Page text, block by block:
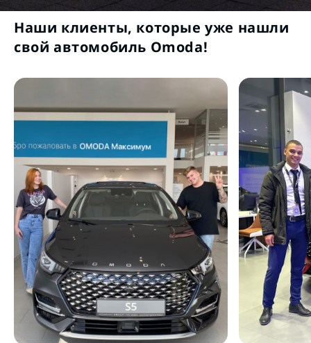
Наши клиенты, которые уже нашли
свой автомобиль Omoda!